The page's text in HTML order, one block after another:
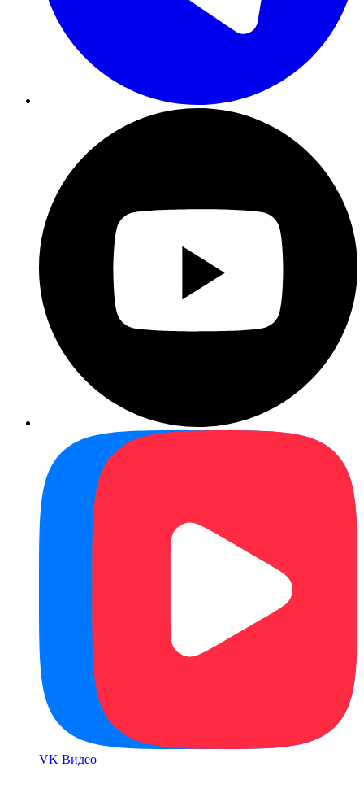
VK Bидео